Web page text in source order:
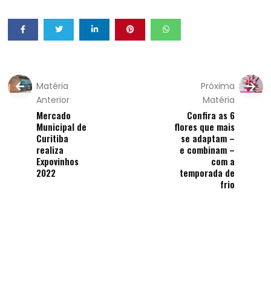
Matéria
Anterior
Mercado
Municipal de
Curitiba
realiza
Expovinhos
2022
Próxima
Matéria
Confira as 6
flores que mais
se adaptam –
e combinam –
com a
temporada de
frio